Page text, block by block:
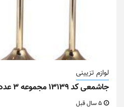
لوازم تزیینی
جاشمعی کد ۱۳۱۳۹ مجموعه ۳ عددی